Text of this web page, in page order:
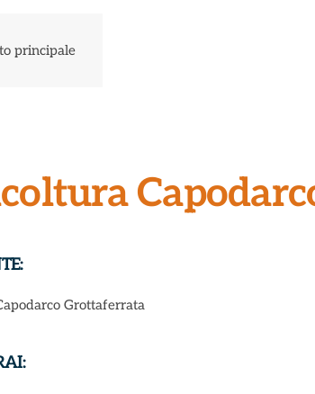
principale
Grottaferrata